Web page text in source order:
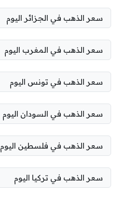
سعر الذهب في الجزائر اليوم
سعر الذهب في المغرب اليوم
سعر الذهب في تونس اليوم
سعر الذهب في السودان اليوم
سعر الذهب في فلسطين اليوم
سعر الذهب في تركيا اليوم